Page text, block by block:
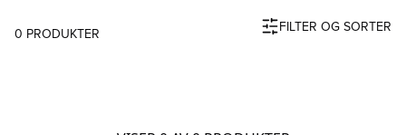
Produktliste
0 PRODUKTER FILTER OG SORTER